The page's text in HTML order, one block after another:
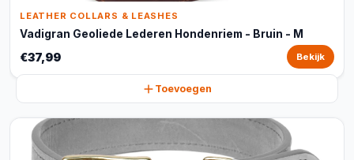
LEATHER COLLARS & LEASHES
Vadigran Geoliede Lederen Hondenriem - Bruin - M
€37,99 Bekijk
Toevoegen